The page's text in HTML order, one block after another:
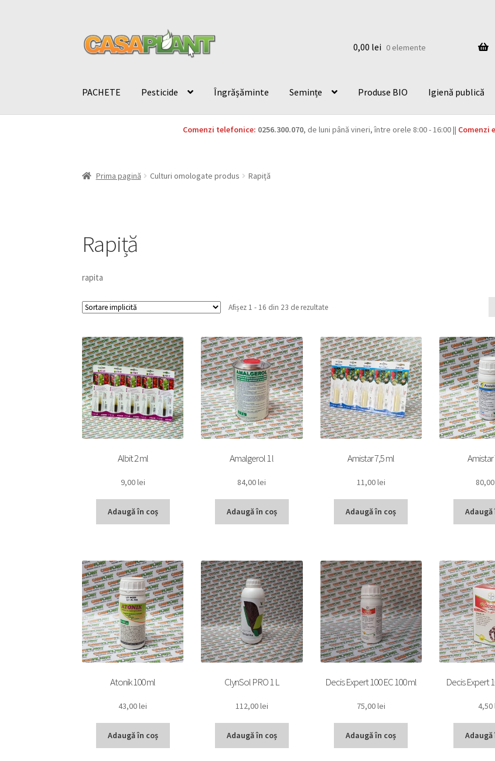
0,00 lei 0 elemente
PACHETE Pesticide Îngrășăminte Semințe Produse BIO Igienă publică
Comenzi telefonice: 0256.300.070, de luni până vineri, între orele 8:00 - 16:00 || Comenzi
Prima pagină Culturi omologate produs Rapiță
Rapiță
rapita
Afișez 1 - 16 din 23 de rezultate
Albit 2 ml
9,00lei
Adaugă în coș
Amalgerol 1 l
84,00lei
Adaugă în coș
Amistar 7,5 ml
11,00lei
Adaugă în coș
Amistar
80,00
Adaugă
Atonik 100 ml
43,00lei
Adaugă în coș
ClynSol PRO 1 L
112,00lei
Adaugă în coș
Decis Expert 100 EC 100 ml
75,00lei
Adaugă în coș
Decis Expert
4,50
Adaugă